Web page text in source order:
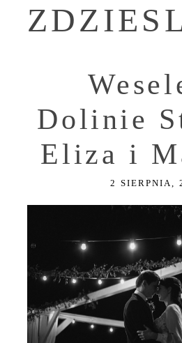
Dolinie
Eliza i
2 SIERPNIA,